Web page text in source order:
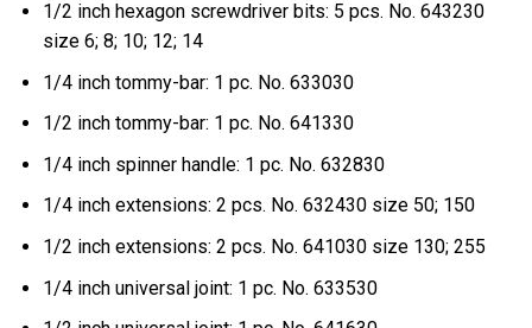
1/2 inch hexagon screwdriver bits: 5 pcs. No. 643230
size 6; 8; 10; 12; 14
1/4 inch tommy-bar: 1 pc. No. 633030
1/2 inch tommy-bar: 1 pc. No. 641330
1/4 inch spinner handle: 1 pc. No. 632830
1/4 inch extensions: 2 pcs. No. 632430 size 50; 150
1/2 inch extensions: 2 pcs. No. 641030 size 130; 255
1/4 inch universal joint: 1 pc. No. 633530